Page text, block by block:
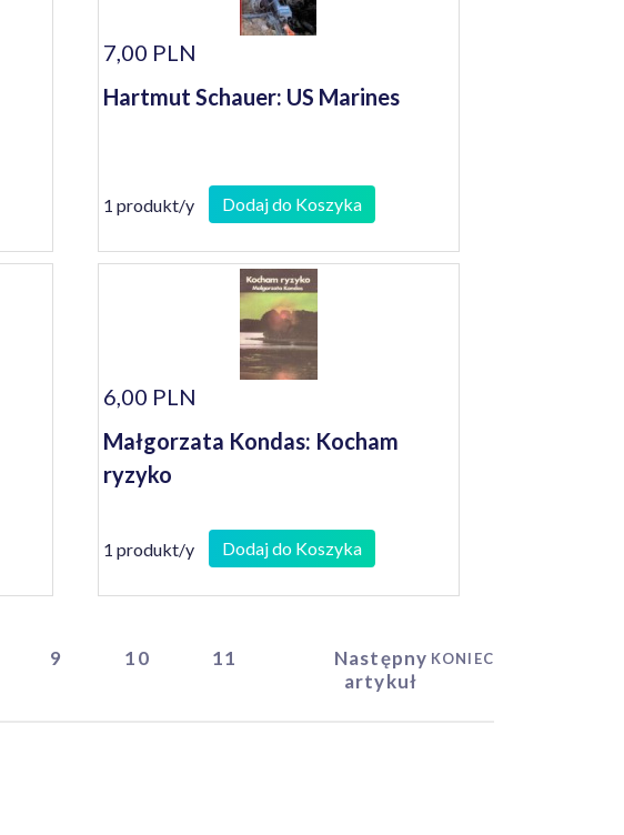
7,00 PLN
Hartmut Schauer: US Marines
1 produkt/y Dodaj do Koszyka
6,00 PLN
Małgorzata Kondas: Kocham
ryzyko
1 produkt/y Dodaj do Koszyka
9 10 11
Następny
artykuł
KONIEC